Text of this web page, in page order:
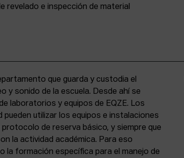
revelado e inspección de material
que guarda y custodia el
y sonido de la escuela. Desde ahí se
laboratorios y equipos de EQZE. Los
pueden utilizar los equipos e instalaciones
protocolo de reserva básico, y siempre que
la actividad académica. Para eso
la formación específica para el manejo de
normativa de asistencia y compromiso